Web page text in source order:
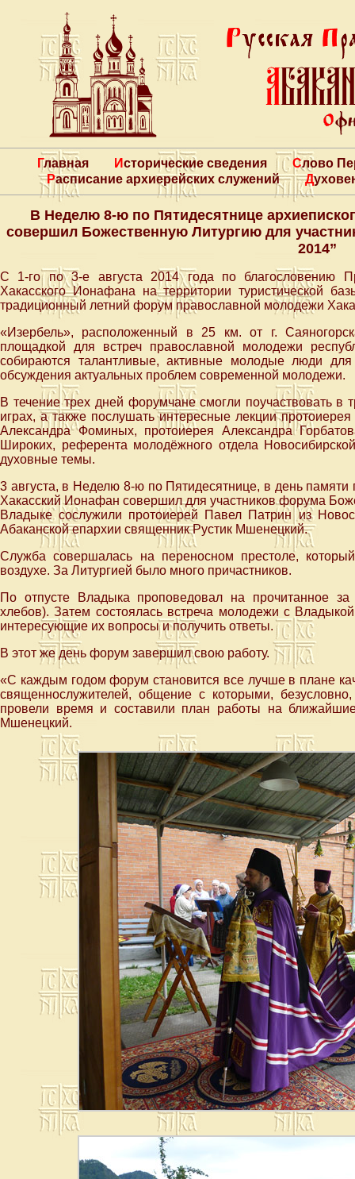
Главная Исторические сведения
Слово
Расписание архиерейских служений
В Неделю 8-ю по Пятидесятнице
совершил Божественную Литургию для
2014”
С 1-го по 3-е августа 2014 года по благословению
Хакасского Ионафана на территории туристической
традиционный летний форум православной молодежи
«Изербель», расположенный в 25 км. от г.
площадкой для встреч православной молодежи
собираются талантливые, активные молодые люди
обсуждения актуальных проблем современной молодежи.
В течение трех дней форумчане смогли поучаствовать в
играх, а также послушать интересные лекции
Александра Фоминых, протоиерея Александра
Широких, референта молодёжного отдела
духовные темы.
3 августа, в Неделю 8-ю по Пятидесятнице, в день памяти
Хакасский Ионафан совершил для участников форума
Владыке сослужили протоиерей Павел Патрин из
Абаканской епархии священник Рустик Мшенецкий.
Служба совершалась на переносном престоле,
воздухе. За Литургией было много причастников.
По отпусте Владыка проповедовал на прочитанное
хлебов). Затем состоялась встреча молодежи с
интересующие их вопросы и получить ответы.
В этот же день форум завершил свою работу.
«С каждым годом форум становится все лучше в плане
священнослужителей, общение с которыми,
провели время и составили план работы на
Мшенецкий.